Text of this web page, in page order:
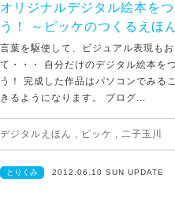
オリジナルデジタル絵本をつ
う！ ～ピッケのつくるえほ
言葉を駆使して、ビジュアル表現も
て・・・ 自分だけのデジタル絵本を
う！ 完成した作品はパソコンでみる
きるようになります。 プログ...
デジタルえほん , ピッケ , 二子玉川
とりくみ 2012.06.10 SUN UPDATE